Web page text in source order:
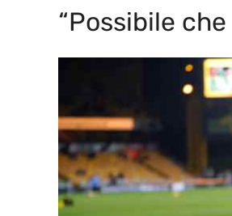
“Possibile